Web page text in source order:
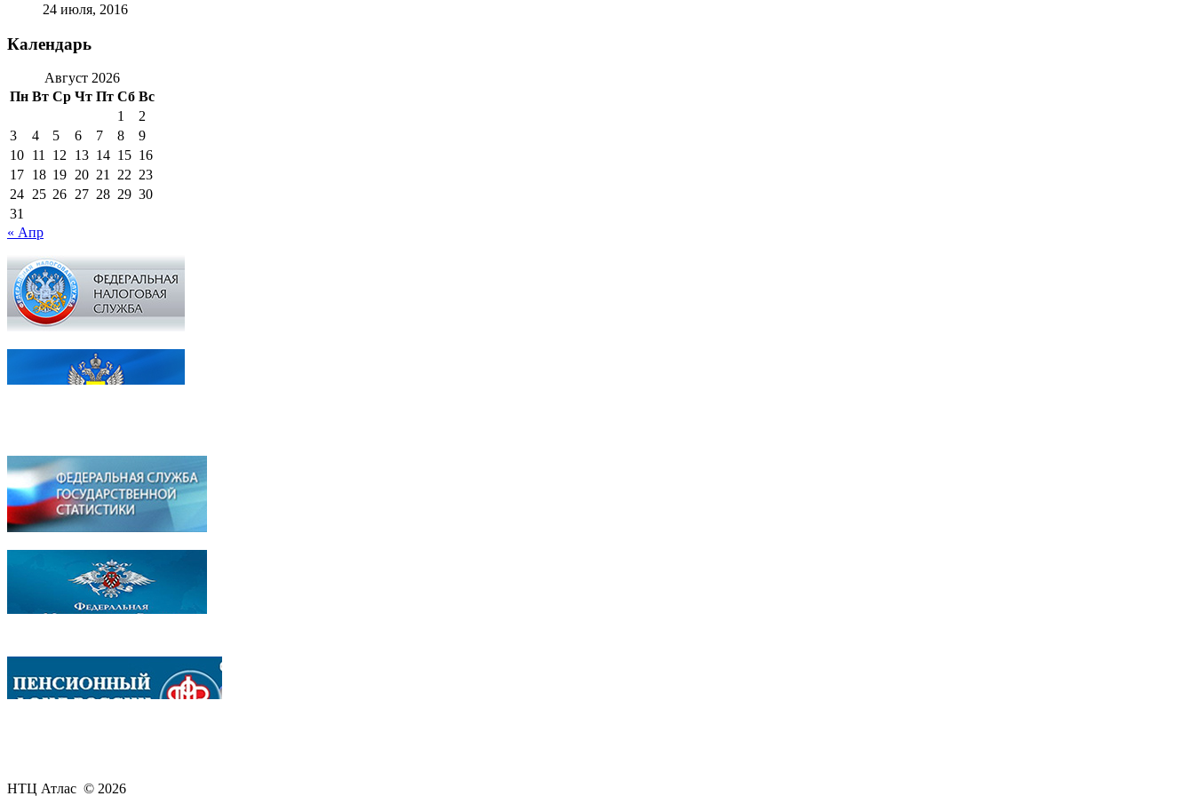
24 июля, 2016
Календарь
Август 2026
Пн Вт Ср Чт Пт Сб Вс
1
2
3
4 5 6 7 8
9
10 11 12 13 14 15 16
17 18 19 20 21 22 23
24 25 26 27 28 29 30
31
« Апр
НТЦ Атлас © 2026